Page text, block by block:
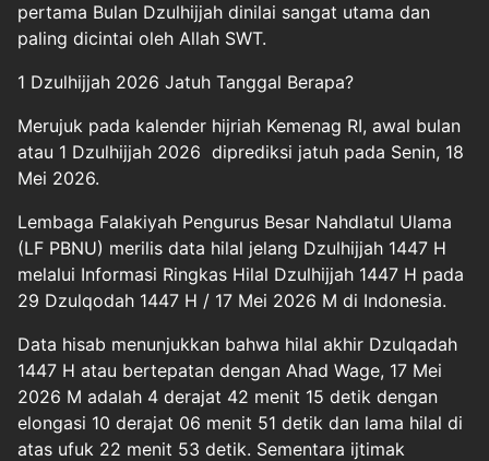
pertama Bulan Dzulhijjah dinilai sangat utama dan
paling dicintai oleh Allah SWT.
1 Dzulhijjah 2026 Jatuh Tanggal Berapa?
Merujuk pada kalender hijriah Kemenag RI, awal bulan
atau 1 Dzulhijjah 2026 diprediksi jatuh pada Senin, 18
Mei 2026.
Lembaga Falakiyah Pengurus Besar Nahdlatul Ulama
(LF PBNU) merilis data hilal jelang Dzulhijjah 1447 H
melalui Informasi Ringkas Hilal Dzulhijjah 1447 H pada
29 Dzulqodah 1447 H / 17 Mei 2026 M di Indonesia.
Data hisab menunjukkan bahwa hilal akhir Dzulqadah
1447 H atau bertepatan dengan Ahad Wage, 17 Mei
2026 M adalah 4 derajat 42 menit 15 detik dengan
elongasi 10 derajat 06 menit 51 detik dan lama hilal di
atas ufuk 22 menit 53 detik. Sementara ijtimak